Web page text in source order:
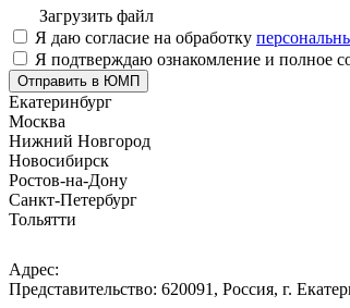
Загрузить файл
Я даю согласие на обработку
Я подтверждаю ознакомление и полное
Отправить в ЮМП
Екатеринбург
Москва
Нижний Новгород
Новосибирск
Ростов-на-Дону
Санкт-Петербург
Тольятти
Адрес:
Представительство: 620091, Россия, г.